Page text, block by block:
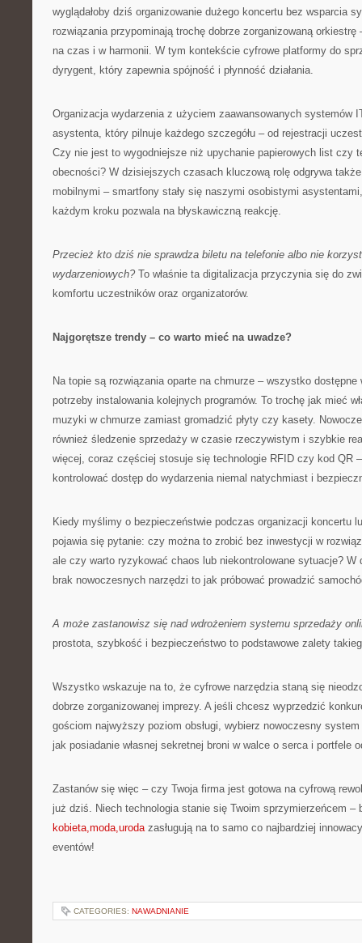
wyglądałoby dziś organizowanie dużego koncertu bez wsparcia
rozwiązania przypominają trochę dobrze zorganizowaną
na czas i w harmonii. W tym kontekście cyfrowe platformy do
dyrygent, który zapewnia spójność i płynność działania.
Organizacja wydarzenia z użyciem zaawansowanych systemów
asystenta, który pilnuje każdego szczegółu – od rejestracji
Czy nie jest to wygodniejsze niż upychanie papierowych list czy
obecności? W dzisiejszych czasach kluczową rolę odgrywa
mobilnymi – smartfony stały się naszymi osobistymi
każdym kroku pozwala na błyskawiczną reakcję.
Przecież kto dziś nie sprawdza biletu na telefonie albo nie
wydarzeniowych? To właśnie ta digitalizacja przyczynia się do
komfortu uczestników oraz organizatorów.
Najgorętsze trendy – co warto mieć na uwadze?
Na topie są rozwiązania oparte na chmurze – wszystko
potrzeby instalowania kolejnych programów. To trochę jak mieć
muzyki w chmurze zamiast gromadzić płyty czy kasety.
również śledzenie sprzedaży w czasie rzeczywistym i szybkie
więcej, coraz częściej stosuje się technologie RFID czy kod QR
kontrolować dostęp do wydarzenia niemal natychmiast i
Kiedy myślimy o bezpieczeństwie podczas organizacji koncertu
pojawia się pytanie: czy można to zrobić bez inwestycji w
ale czy warto ryzykować chaos lub niekontrolowane sytuacje? W
brak nowoczesnych narzędzi to jak próbować prowadzić
A może zastanowisz się nad wdrożeniem systemu sprzedaży
prostota, szybkość i bezpieczeństwo to podstawowe zalety
Wszystko wskazuje na to, że cyfrowe narzędzia staną się
dobrze zorganizowanej imprezy. A jeśli chcesz wyprzedzić
gościom najwyższy poziom obsługi, wybierz nowoczesny
jak posiadanie własnej sekretnej broni w walce o serca i portfele
Zastanów się więc – czy Twoja firma jest gotowa na cyfrową
już dziś. Niech technologia stanie się Twoim sprzymierzeńcem –
kobieta,moda,urodazasługują na to samo co najbardziej
eventów!
CATEGORIES: NAWADNIANIE